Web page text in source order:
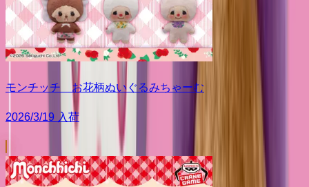
モンチッチ お花柄ぬいぐるみちゃーむ
2026/3/19 入荷